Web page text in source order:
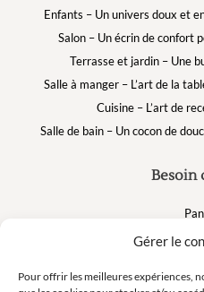
Gérer le
Pour offrir les meilleures expériences,
Besoin
Enfants – Un univers doux et
Salon – Un écrin de confort
Terrasse et jardin – Une
Salle à manger – L’art de la
Cuisine – L’art de
Salle de bain – Un cocon de